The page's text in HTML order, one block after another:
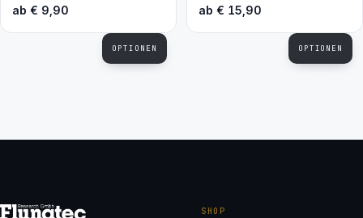
ab € 9,90
OPTIONEN
ab € 15,90
OPTIONEN
SHOP